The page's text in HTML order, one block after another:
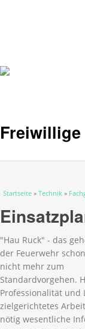
Freiwillige
Sie sind hier
Startseite » Technik »
"Hau Ruck" - das
der Feuerwehr
nicht mehr zum
Standardvorgehen.
Professionalität und
zielgerichtetes
nötig wesentliche